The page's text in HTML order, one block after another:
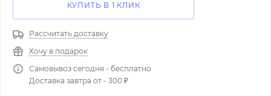
КУПИТЬ В 1 КЛИК
Рассчитать доставку
Хочу в подарок
Самовывоз сегодня - бесплатно
Доставка завтра от - 300 ₽